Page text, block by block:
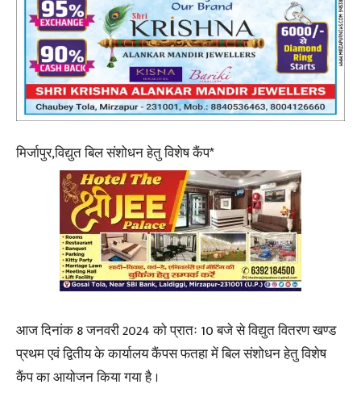
मिर्जापुर,विद्युत बिल संशोधन हेतु विशेष कैंप*
आज दिनांक 8 जनवरी 2024 को प्रातः 10 बजे से विद्युत वितरण खण्ड
प्रथम एवं द्वितीय के कार्यालय कैंपस फतहा में बिल संशोधन हेतु विशेष
कैंप का आयोजन किया गया है ।